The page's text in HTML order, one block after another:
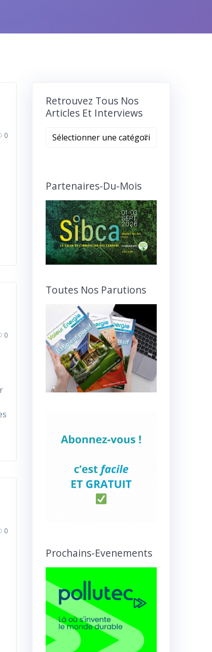
0
0
0
Retrouvez Tous Nos
Articles Et Interviews
Retrouvez
et
Partenaires-Du-Mois
Toutes Nos Parutions
Prochains-Evenements